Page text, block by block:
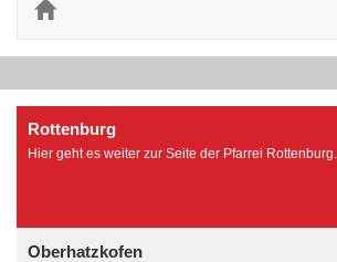
Rottenburg
Hier geht es weiter zur Seite der Pfarrei Rottenburg...
Oberhatzkofen